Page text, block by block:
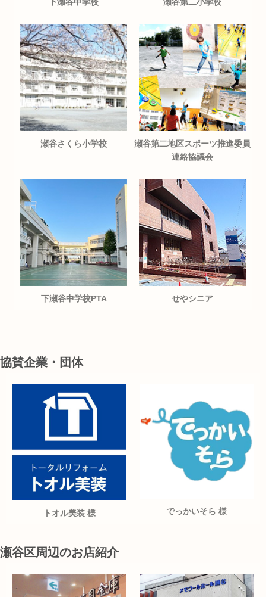
瀬谷さくら小学校
瀬谷第二地区スポーツ推進委員
連絡協議会
下瀬谷中学校PTA せやシニア
協賛企業・団体
トオル美装 様 でっかいそら 様
瀬谷区周辺のお店紹介